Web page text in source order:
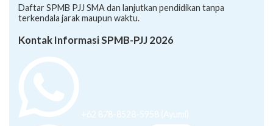
Daftar SPMB PJJ SMA dan lanjutkan pendidikan tanpa
terkendala jarak maupun waktu.
Kontak Informasi SPMB-PJJ 2026
+62 878-8528-5958 (Ayumi)